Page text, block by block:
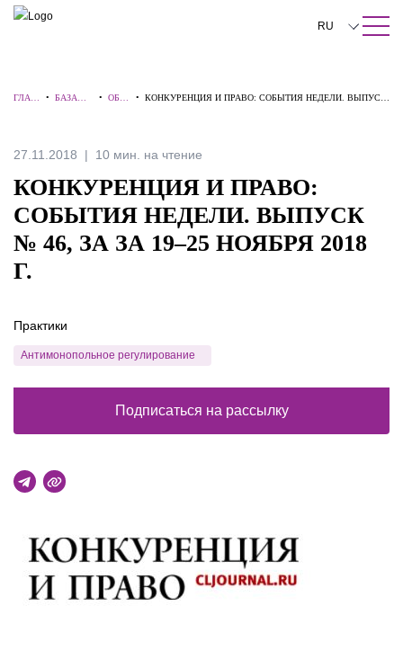
ПОИСК ПО САЙТУ Закрыть
RU
中文
Italiano
Español
ГЛАВ
• БАЗА
• ОБЗО
• КОНКУРЕНЦИЯ И ПРАВО: СОБЫТИЯ НЕДЕЛИ. ВЫПУСК
27.11.2018 10 мин. на чтение
КОНКУРЕНЦИЯ И ПРАВО:
СОБЫТИЯ НЕДЕЛИ. ВЫПУСК
№ 46, ЗА ЗА 19–25 НОЯБРЯ 2018
Г.
Практики
Антимонопольное регулирование
Подписаться на рассылку